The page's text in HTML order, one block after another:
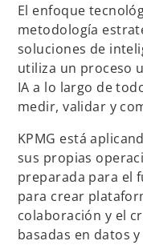
El enfoque
metodología
soluciones de
utiliza un proceso
IA a lo largo de
medir, validar y
KPMG está
sus propias
preparada para el
para crear
colaboración y el
basadas en datos